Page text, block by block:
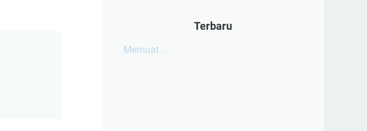
Terbaru
Memuat...